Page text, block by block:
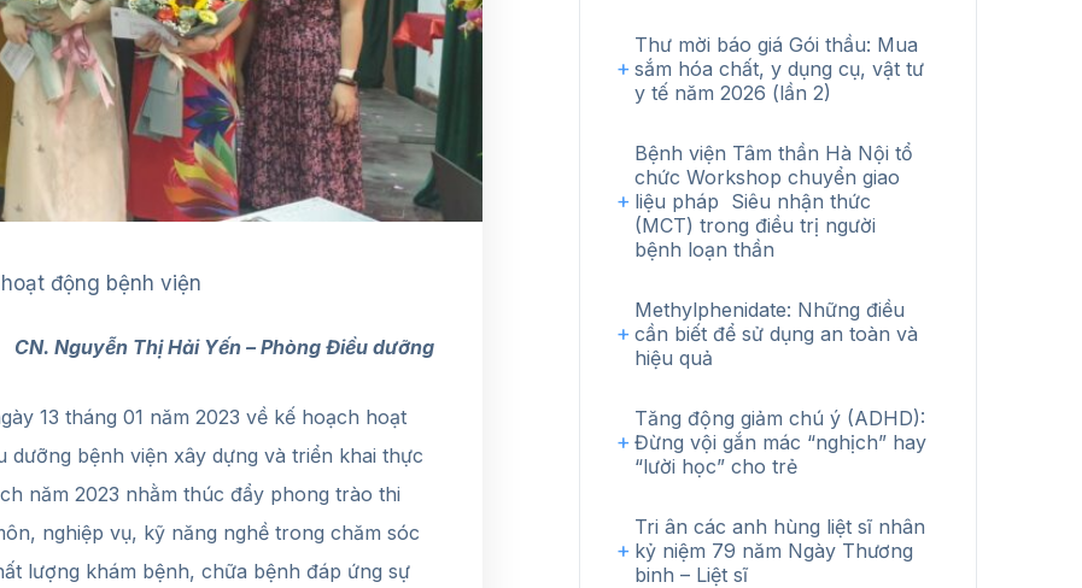
động bệnh viện
CN. Nguyễn Thị Hải Yến – Phòng Điều dưỡng
13 tháng 01 năm 2023 về kế hoạch hoạt
dưỡng bệnh viện xây dựng và triển khai thực
năm 2023 nhằm thúc đẩy phong trào thi
nghiệp vụ, kỹ năng nghề trong chăm sóc
lượng khám bệnh, chữa bệnh đáp ứng sự
Thư mời báo giá Gói thầu: Mua
sắm hóa chất, y dụng cụ, vật tư
y tế năm 2026 (lần 2)
Bệnh viện Tâm thần Hà Nội tổ
chức Workshop chuyển giao
liệu pháp Siêu nhận thức
(MCT) trong điều trị người
bệnh loạn thần
Methylphenidate: Những điều
cần biết để sử dụng an toàn và
hiệu quả
Tăng động giảm chú ý (ADHD):
Đừng vội gắn mác “nghịch” hay
“lười học” cho trẻ
Tri ân các anh hùng liệt sĩ nhân
kỷ niệm 79 năm Ngày Thương
binh – Liệt sĩ